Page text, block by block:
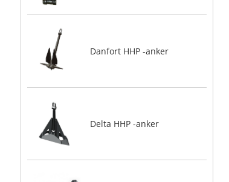
Danfort HHP -anker
Delta HHP -anker